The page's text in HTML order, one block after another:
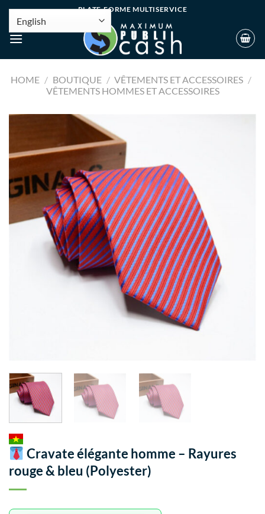
PLATE-FORME MULTISERVICE
HOME / BOUTIQUE / VÊTEMENTS ET ACCESSOIRES /
VÊTEMENTS HOMMES ET ACCESSOIRES
Cravate élégante homme – Rayures
rouge & bleu (Polyester)